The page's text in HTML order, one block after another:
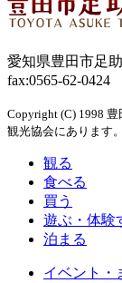
愛知県豊田市足
fax:0565-62-0424
Copyright (C) 1998
観光協会にあります
観る
食べる
買う
遊ぶ・体験
泊まる
イベント・